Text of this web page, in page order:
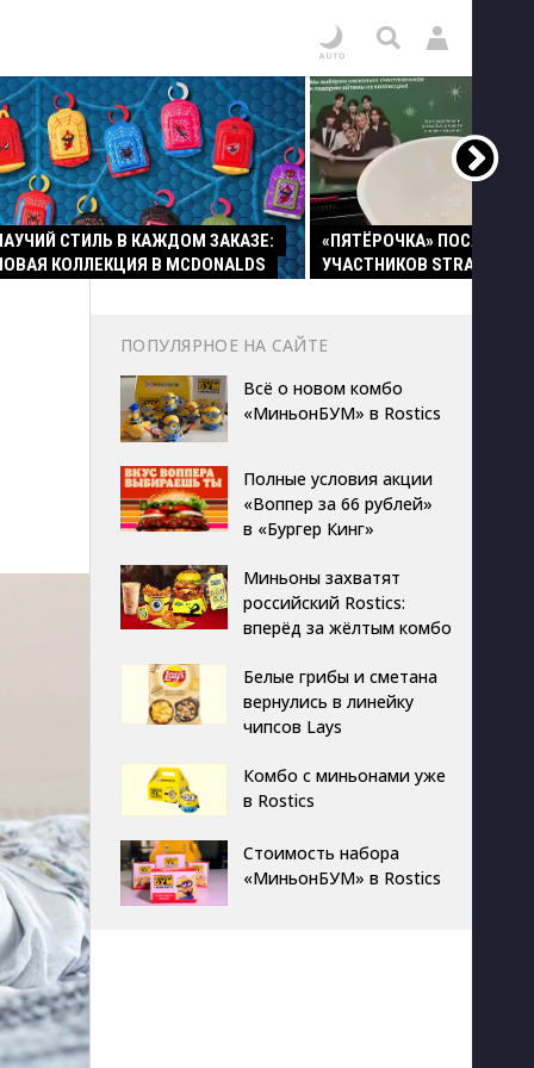
СТИЛЬ В КАЖДОМ ЗАКАЗЕ:
КОЛЛЕКЦИЯ В MCDONALDS
«ПЯТЁРОЧКА» ПОСАДИЛА
УЧАСТНИКОВ STRAY KIDS
ПОПУЛЯРНОЕ НА САЙТЕ
Всё о новом комбо
«МиньонБУМ» в Rostics
Полные условия акции
«Воппер за 66 рублей»
в «Бургер Кинг»
Миньоны захватят
российский Rostics:
вперёд за жёлтым комбо
Белые грибы и сметана
вернулись в линейку
чипсов Lays
Комбо с миньонами уже
в Rostics
Стоимость набора
«МиньонБУМ» в Rostics